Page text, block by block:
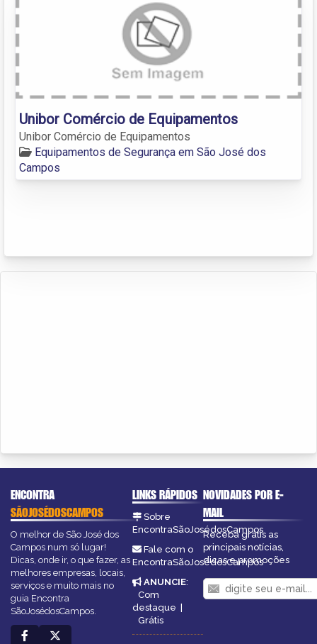
Unibor Comércio de Equipamentos
Unibor Comércio de Equipamentos
Equipamentos de Segurança em São José dos
Campos
ENCONTRA
SÃOJOSÉDOSCAMPOS
O melhor de São José dos
Campos num só lugar!
Dicas, onde ir, o que fazer, as
melhores empresas, locais,
serviços e muito mais no
guia Encontra
SãoJosédosCampos.
LINKS RÁPIDOS
Sobre
EncontraSãoJosédosCampos
Fale com o
EncontraSãoJosédosCampos
ANUNCIE:
Com
destaque |
Grátis
NOVIDADES POR E-
MAIL
Receba grátis as
principais notícias,
dicas e promoções